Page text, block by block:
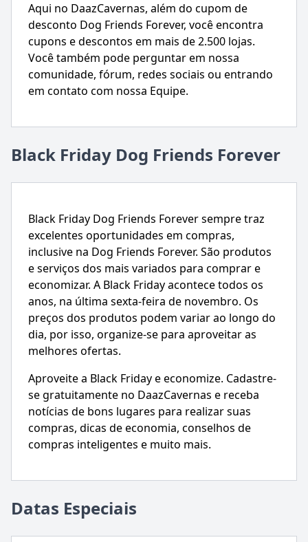
Aqui no DaazCavernas, além do cupom de
desconto Dog Friends Forever, você encontra
cupons e descontos em mais de 2.500 lojas.
Você também pode perguntar em nossa
comunidade, fórum, redes sociais ou entrando
em contato com nossa Equipe.
Black Friday Dog Friends Forever
Black Friday Dog Friends Forever sempre traz
excelentes oportunidades em compras,
inclusive na Dog Friends Forever. São produtos
e serviços dos mais variados para comprar e
economizar. A Black Friday acontece todos os
anos, na última sexta-feira de novembro. Os
preços dos produtos podem variar ao longo do
dia, por isso, organize-se para aproveitar as
melhores ofertas.
Aproveite a Black Friday e economize. Cadastre-
se gratuitamente no DaazCavernas e receba
notícias de bons lugares para realizar suas
compras, dicas de economia, conselhos de
compras inteligentes e muito mais.
Datas Especiais